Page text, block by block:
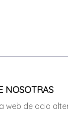
NOSOTRAS
web de ocio